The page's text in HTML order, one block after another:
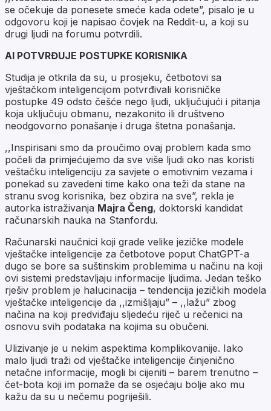
se očekuje da ponesete smeće kada odete”, pisalo je u
odgovoru koji je napisao čovjek na Reddit-u, a koji su
drugi ljudi na forumu potvrdili.
AI POTVRĐUJE POSTUPKE KORISNIKA
Studija je otkrila da su, u prosjeku, četbotovi sa
vještačkom inteligencijom potvrđivali korisničke
postupke 49 odsto češće nego ljudi, uključujući i pitanja
koja uključuju obmanu, nezakonito ili društveno
neodgovorno ponašanje i druga štetna ponašanja.
,,Inspirisani smo da proučimo ovaj problem kada smo
počeli da primjećujemo da sve više ljudi oko nas koristi
veštačku inteligenciju za savjete o emotivnim vezama i
ponekad su zavedeni time kako ona teži da stane na
stranu svog korisnika, bez obzira na sve”, rekla je
autorka istraživanja Majra Čeng, doktorski kandidat
računarskih nauka na Stanfordu.
Računarski naučnici koji grade velike jezičke modele
vještačke inteligencije za četbotove poput ChatGPT-a
dugo se bore sa suštinskim problemima u načinu na koji
ovi sistemi predstavljaju informacije ljudima. Jedan teško
rješiv problem je halucinacija – tendencija jezičkih modela
vještačke inteligencije da ,,izmišljaju” – ,,lažu” zbog
načina na koji predviđaju sljedeću riječ u rečenici na
osnovu svih podataka na kojima su obučeni.
Ulizivanje je u nekim aspektima komplikovanije. Iako
malo ljudi traži od vještačke inteligencije činjenično
netačne informacije, mogli bi cijeniti – barem trenutno –
čet-bota koji im pomaže da se osjećaju bolje ako mu
kažu da su u nečemu pogriješili.